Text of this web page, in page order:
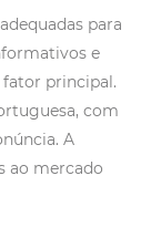
para
e
principal.
com
A
ao mercado